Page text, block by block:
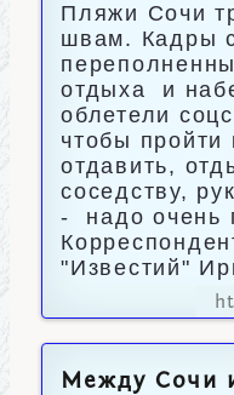
Пляжи Сочи
швам. Кадры
отдыха и
облетели
чтобы
отдавить,
соседству,
- надо очень
"Известий"
Между Сочи